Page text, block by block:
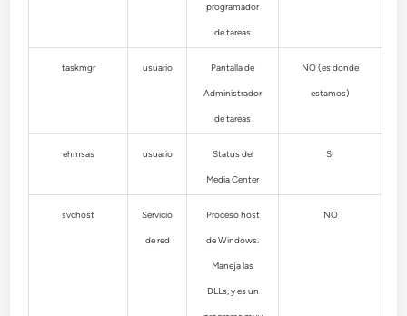
programador
de tareas
taskmgr usuario Pantalla de
Administrador
de tareas
NO (es donde
estamos)
ehmsas usuario Status del
Media Center
SI
svchost Servicio
de red
Proceso host
de Windows.
Maneja las
DLLs, y es un
NO